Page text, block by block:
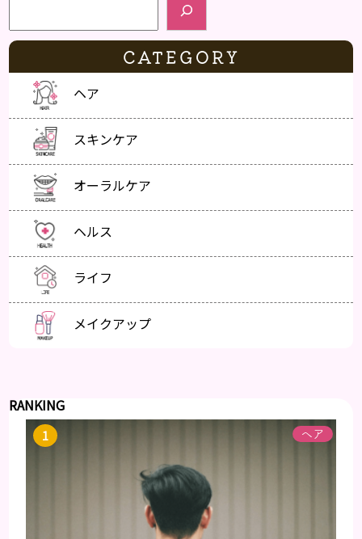
CATEGORY
ヘア
スキンケア
オーラルケア
ヘルス
ライフ
メイクアップ
RANKING
ヘア